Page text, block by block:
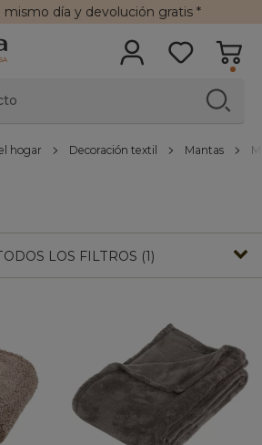
mismo día y devolución gratis*
hogar Decoración textil Mantas
LOS FILTROS (1)